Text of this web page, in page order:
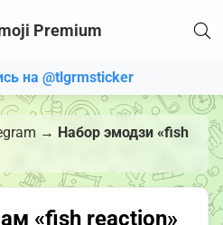
Premium
на @tlgrmsticker
→ Набор эмодзи «fish
«fish reaction»